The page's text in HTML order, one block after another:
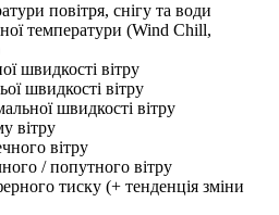
повітря, снігу та води
температури (Wind Chill,
швидкості вітру
швидкості вітру
швидкості вітру
вітру
вітру
/ попутного вітру
тиску (+ тенденція зміни